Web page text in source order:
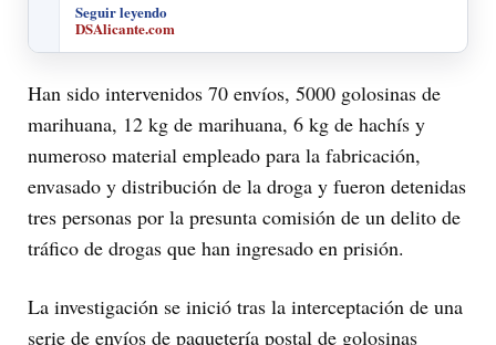
Seguir leyendo
DSAlicante.com
Han sido intervenidos 70 envíos, 5000 golosinas de
marihuana, 12 kg de marihuana, 6 kg de hachís y
numeroso material empleado para la fabricación,
envasado y distribución de la droga y fueron detenidas
tres personas por la presunta comisión de un delito de
tráfico de drogas que han ingresado en prisión.
La investigación se inició tras la interceptación de una
serie de envíos de paquetería postal de golosinas